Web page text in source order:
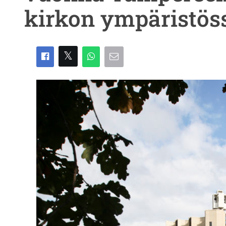
kirkon